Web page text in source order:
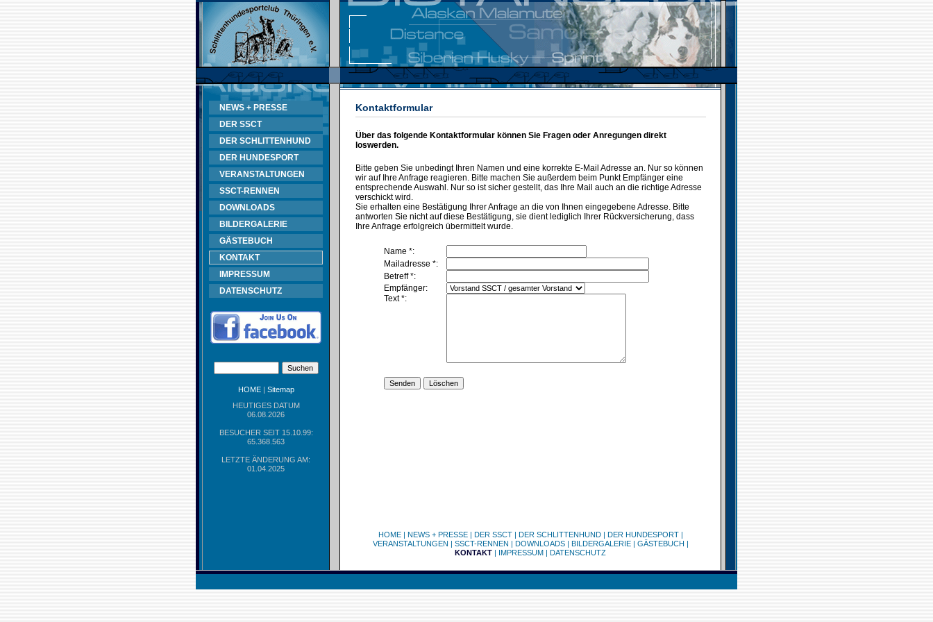
NEWS + PRESSE
DER SSCT
DER SCHLITTENHUND
DER HUNDESPORT
VERANSTALTUNGEN
SSCT-RENNEN
DOWNLOADS
BILDERGALERIE
GÄSTEBUCH
KONTAKT
IMPRESSUM
DATENSCHUTZ
HOME| Sitemap
HEUTIGES DATUM
06.08.2026
BESUCHER SEIT 15.10.99:
65.368.563
LETZTE ÄNDERUNG AM:
01.04.2025
Kontaktformular
Über das folgende Kontaktformular können Sie Fragen oder Anregungen direkt
loswerden.
Bitte geben Sie unbedingt Ihren Namen und eine korrekte E-Mail Adresse an. Nur so können
wir auf Ihre Anfrage reagieren. Bitte machen Sie außerdem beim Punkt Empfänger eine
entsprechende Auswahl. Nur so ist sicher gestellt, das Ihre Mail auch an die richtige Adresse
verschickt wird.
Sie erhalten eine Bestätigung Ihrer Anfrage an die von Ihnen eingegebene Adresse. Bitte
antworten Sie nicht auf diese Bestätigung, sie dient lediglich Ihrer Rückversicherung, dass
Ihre Anfrage erfolgreich übermittelt wurde.
Name *:
Mailadresse *:
Betreff *:
Empfänger:
Text *:
HOME| NEWS + PRESSE| DER SSCT| DER SCHLITTENHUND| DER HUNDESPORT|
VERANSTALTUNGEN | SSCT-RENNEN | DOWNLOADS| BILDERGALERIE| GÄSTEBUCH |
KONTAKT | IMPRESSUM | DATENSCHUTZ